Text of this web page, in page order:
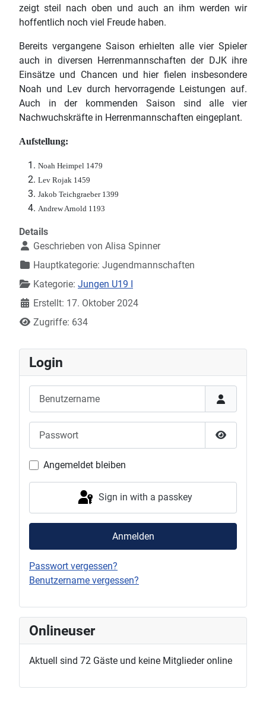
zeigt steil nach oben und auch an ihm werden wir
hoffentlich noch viel Freude haben.
Bereits vergangene Saison erhielten alle vier Spieler
auch in diversen Herrenmannschaften der DJK ihre
Einsätze und Chancen und hier fielen insbesondere
Noah und Lev durch hervorragende Leistungen auf.
Auch in der kommenden Saison sind alle vier
Nachwuchskräfte in Herrenmannschaften eingeplant.
Aufstellung:
Noah Heimpel 1479
Lev Rojak 1459
Jakob Teichgraeber 1399
Andrew Arnold 1193
Details
Geschrieben von Alisa Spinner
Hauptkategorie: Jugendmannschaften
Kategorie: Jungen U19 I
Erstellt: 17. Oktober 2024
Zugriffe: 634
Login
Show
Angemeldet bleiben
Sign in with a passkey
Anmelden
Passwort vergessen?
Benutzername vergessen?
Onlineuser
Aktuell sind 72 Gäste und keine Mitglieder online